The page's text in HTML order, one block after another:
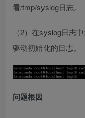
看/tmp/syslog日志。
（2）在syslog日志
驱动初始化的日志。
问题根因